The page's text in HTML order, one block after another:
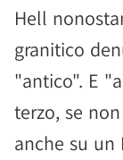
Hell
granitico
"antico". E
terzo, se
anche su un